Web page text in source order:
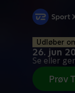
Udløber
26. jun
Se eller
Prøv